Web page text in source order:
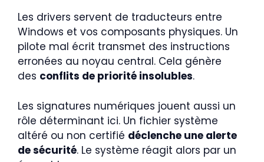
Les drivers servent de traducteurs entre
Windows et vos composants physiques. Un
pilote mal écrit transmet des instructions
erronées au noyau central. Cela génère
des conflits de priorité insolubles.
Les signatures numériques jouent aussi un
rôle déterminant ici. Un fichier système
altéré ou non certifié déclenche une alerte
de sécurité. Le système réagit alors par un